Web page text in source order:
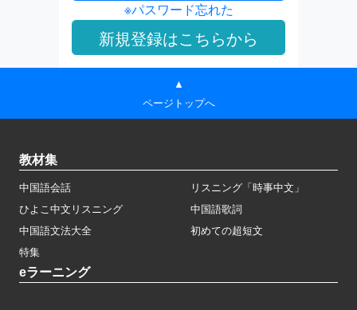
※パスワード忘れた
▲
ページトップへ
教材集
中国語会話
リスニング「時事中文」
ひよこ中文リスニング
中国語歌詞
中国語文法大全
初めての超短文
特集
eラーニング